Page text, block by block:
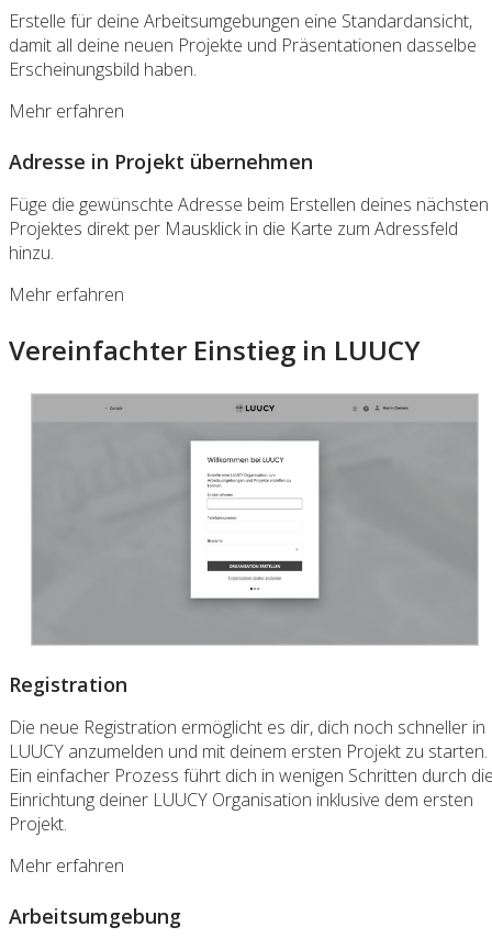
Erstelle für deine Arbeitsumgebungen eine Standardansicht,
damit all deine neuen Projekte und Präsentationen dasselbe
Erscheinungsbild haben.
Mehr erfahren
Adresse in Projekt übernehmen
Füge die gewünschte Adresse beim Erstellen deines nächsten
Projektes direkt per Mausklick in die Karte zum Adressfeld
hinzu.
Mehr erfahren
Vereinfachter Einstieg in LUUCY
Registration
Die neue Registration ermöglicht es dir, dich noch schneller in
LUUCY anzumelden und mit deinem ersten Projekt zu starten.
Ein einfacher Prozess führt dich in wenigen Schritten durch
Einrichtung deiner LUUCY Organisation inklusive dem ersten
Projekt.
Mehr erfahren
Arbeitsumgebung